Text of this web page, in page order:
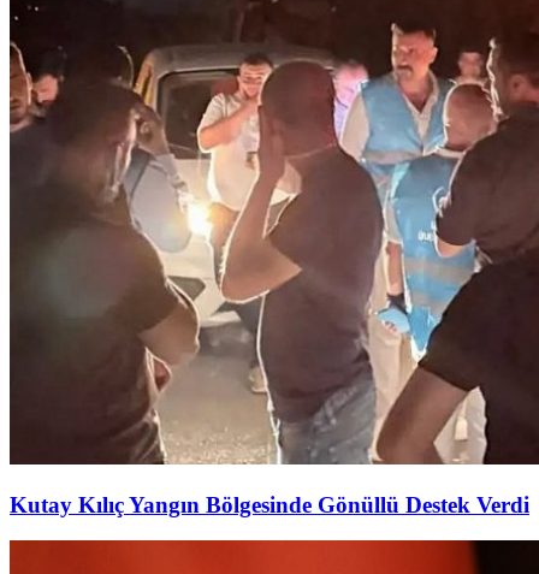
Kutay Kılıç Yangın Bölgesinde Gönüllü Destek Verdi